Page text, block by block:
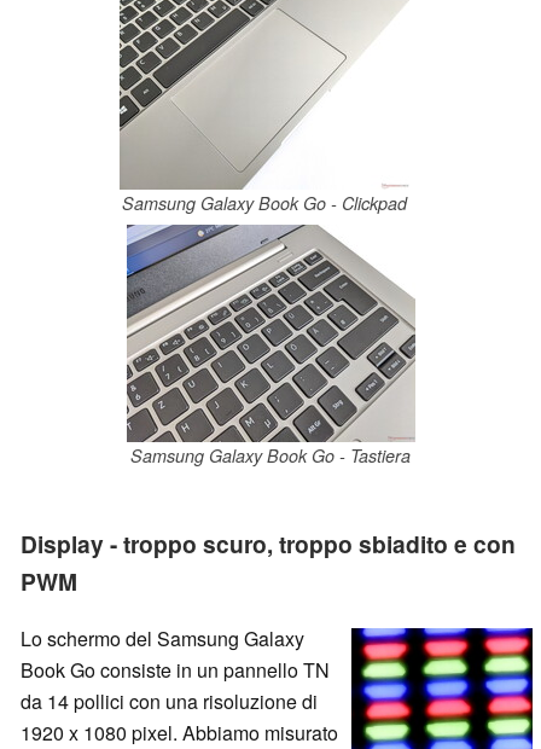
Samsung Galaxy Book Go - Clickpad
Samsung Galaxy Book Go - Tastiera
Display - troppo scuro, troppo sbiadito e con
PWM
Lo schermo del Samsung Galaxy
Book Go consiste in un pannello TN
da 14 pollici con una risoluzione di
1920 x 1080 pixel. Abbiamo misurato